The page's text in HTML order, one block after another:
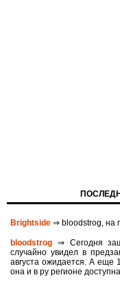
Brightside ⇒ bloodstrog, на
bloodstrog ⇒ Сегодня
случайно увидел в
августа ожидается. A eще
она и в ру регионе